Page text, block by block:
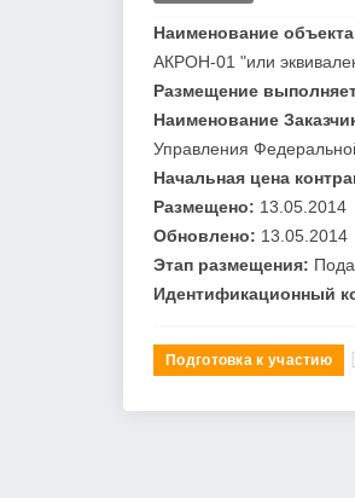
Наименование объекта
АКРОН-01 "или
Размещение
Наименование
Управления
Начальная цена
Размещено: 13.05.2014
Обновлено: 13.05.2014
Этап размещения:
Идентификационный
Подготовка к участию